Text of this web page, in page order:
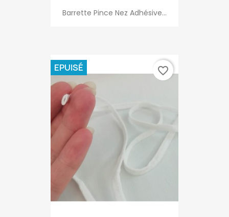
Barrette Pince Nez Adhésive...
EPUISÉ favorite_border